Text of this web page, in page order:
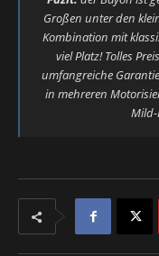
Großen unter den
Kombination mit
viel Platz! Tolles
umfangreiche
in mehreren
Mild-